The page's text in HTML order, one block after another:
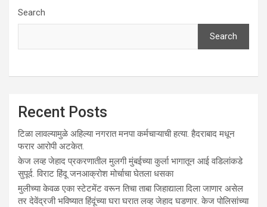
Search
Search
Recent Posts
टिळा लावल्यामुळे अहिल्या नगरात मनपा कर्मचाऱ्याची हत्या. हैदराबाद मधून
फरार आरोपी अटकेत.
केज लव्ह जेहाद प्रकरणातील मुलगी मुंबईच्या कुर्ला भागातून आई वडिलांकडे
सुपूर्द. विराट हिंदू जनआक्रोश मोर्चाचा घेतला धसका
मुलीच्या केवळ एका स्टेटमेंट वरून तिचा ताबा जिहाद्याला दिला जाणार असेल
तर देवेंद्रजी भविष्यात हिंदूंच्या घरा घरात लव्ह जेहाद घडणार. केज पोलिसांच्या